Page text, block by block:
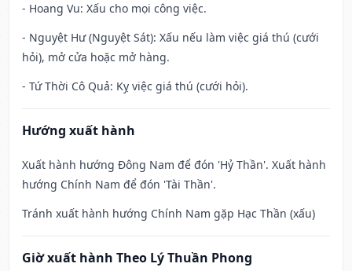
- Hoang Vu: Xấu cho mọi công việc.
- Nguyệt Hư (Nguyệt Sát): Xấu nếu làm việc giá thú (cưới
hỏi), mở cửa hoặc mở hàng.
- Tứ Thời Cô Quả: Kỵ việc giá thú (cưới hỏi).
Hướng xuất hành
Xuất hành hướng Đông Nam để đón 'Hỷ Thần'. Xuất hành
hướng Chính Nam để đón 'Tài Thần'.
Tránh xuất hành hướng Chính Nam gặp Hạc Thần (xấu)
Giờ xuất hành Theo Lý Thuần Phong